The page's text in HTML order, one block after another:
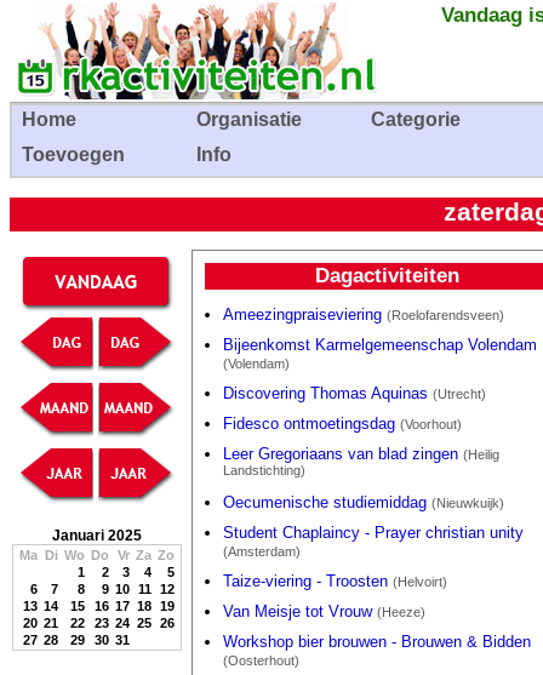
Vandaag
Home Organisatie
Categorie
Toevoegen
Info
Januari 2025
Ma Di Wo Do Vr Za Zo
1
2 3 4
5
6
7 8 9 10 11 12
13 14 15 16 17 18 19
20 21 22 23 24 25 26
27 28 29 30 31
Dagactiviteiten
Ameezingpraiseviering (Roelofarendsveen)
Bijeenkomst Karmelgemeenschap Volendam
(Volendam)
Discovering Thomas Aquinas (Utrecht)
Fidesco ontmoetingsdag (Voorhout)
Leer Gregoriaans van blad zingen (Heilig
Landstichting)
Oecumenische studiemiddag (Nieuwkuijk)
Student Chaplaincy - Prayer christian unity
(Amsterdam)
Taize-viering - Troosten (Helvoirt)
Van Meisje tot Vrouw (Heeze)
Workshop bier brouwen - Brouwen & Bidden
(Oosterhout)